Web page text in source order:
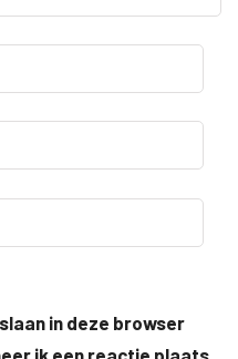
in deze browser
ik een reactie plaats.